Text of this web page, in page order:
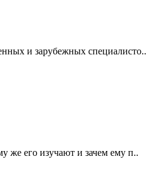
и зарубежных специалисто..
же его изучают и зачем ему п..